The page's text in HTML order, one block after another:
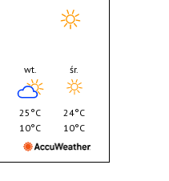
wt.
25°C
10°C
śr.
24°C
10°C